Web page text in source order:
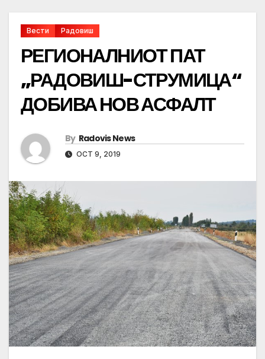
Вести Радовиш
РЕГИОНАЛНИОТ ПАТ
„РАДОВИШ-СТРУМИЦА“
ДОБИВА НОВ АСФАЛТ
By Radovis News
OCT 9, 2019